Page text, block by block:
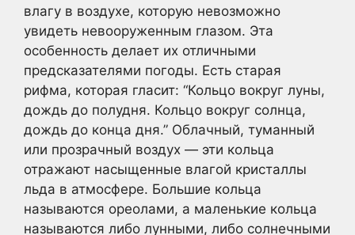
влагу в воздухе, которую невозможно
увидеть невооруженным глазом. Эта
особенность делает их отличными
предсказателями погоды. Есть старая
рифма, которая гласит: “Кольцо вокруг луны,
дождь до полудня. Кольцо вокруг солнца,
дождь до конца дня.” Облачный, туманный
или прозрачный воздух — эти кольца
отражают насыщенные влагой кристаллы
льда в атмосфере. Большие кольца
называются ореолами, а маленькие кольца
называются либо лунными, либо солнечными